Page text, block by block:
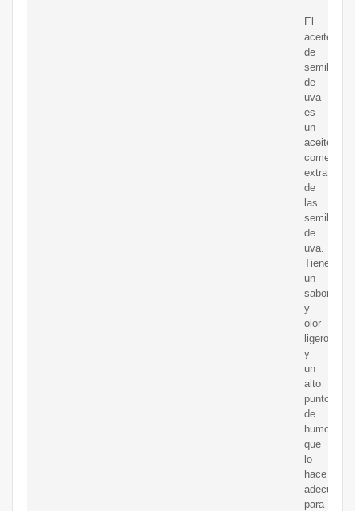
El
aceite
de
semilla
de
uva
es
un
aceite
comestible
extraído
de
las
semillas
de
uva.
Tiene
un
sabor
y
olor
ligeros
y
un
alto
punto
de
humo
que
lo
hace
adecuado
para